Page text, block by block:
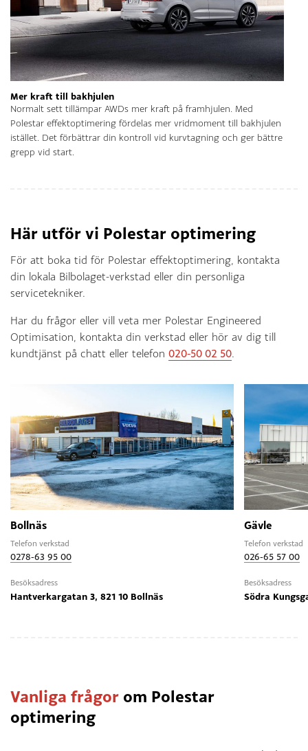
Mer kraft till bakhjulen
Normalt sett tillämpar AWDs mer kraft på framhjulen. Med
Polestar effektoptimering fördelas mer vridmoment till bakhjulen
istället. Det förbättrar din kontroll vid kurvtagning och ger bättre
grepp vid start.
Här utför vi Polestar optimering
För att boka tid för Polestar effektoptimering, kontakta
din lokala Bilbolaget-verkstad eller din personliga
servicetekniker.
Har du frågor eller vill veta mer Polestar Engineered
Optimisation, kontakta din verkstad eller hör av dig till
kundtjänst på chatt eller telefon 020-50 02 50.
Bollnäs
Telefon verkstad
0278-63 95 00
Besöksadress
Hantverkargatan 3, 821 10 Bollnäs
Gävle
Telefon verkstad
026-65 57 00
Besöksadress
Södra
Vanliga frågor om Polestar
optimering